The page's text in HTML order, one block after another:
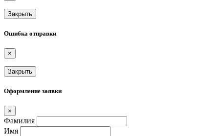
Закрыть
Ошибка отправки
×
Закрыть
Оформление заявки
×
Фамилия
Имя